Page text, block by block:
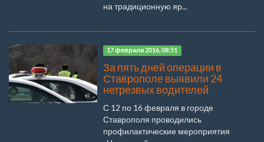
на традиционную яр...
17 февраля 2016, 08:51
За пять дней операции в
Ставрополе выявили 24
нетрезвых водителей
С 12 по 16 февраля в городе
Ставрополя проводились
профилактические мероприятия